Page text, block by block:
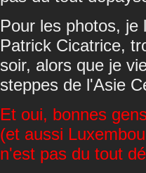
Pour les photos, je
Patrick Cicatrice,
soir, alors que je
steppes de l'Asie
Et oui, bonnes
(et aussi
n'est pas du tout